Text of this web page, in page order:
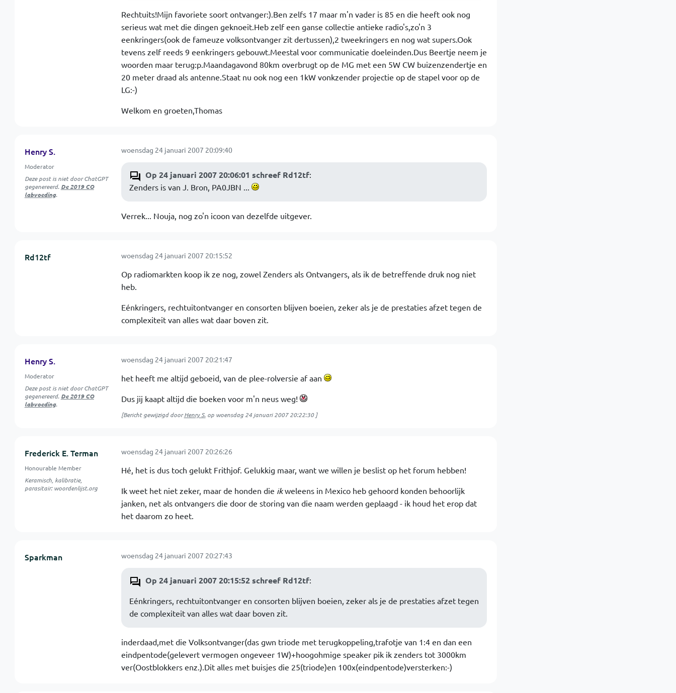
Rechtuits!Mijn favoriete soort ontvanger:).Ben zelfs 17 maar m'n vader is 85 en die heeft ook nog
serieus wat met die dingen geknoeit.Heb zelf een ganse collectie antieke radio's,zo'n 3
eenkringers(ook de fameuze volksontvanger zit dertussen),2 tweekringers en nog wat supers.Ook
tevens zelf reeds 9 eenkringers gebouwt.Meestal voor communicatie doeleinden.Dus Beertje neem je
woorden maar terug:p.Maandagavond 80km overbrugt op de MG met een 5W CW buizenzendertje en
20 meter draad als antenne.Staat nu ook nog een 1kW vonkzender projectie op de stapel voor op de
LG:-)
Welkom en groeten,Thomas
Henry S.
Moderator
Deze post is niet door ChatGPT
gegenereerd. De 2019 CO
labvoeding.
woensdag 24 januari 2007 20:09:40
Op 24 januari 2007 20:06:01 schreef Rd12tf:
Zenders is van J. Bron, PA0JBN ...
Verrek... Nouja, nog zo'n icoon van dezelfde uitgever.
Rd12tf woensdag 24 januari 2007 20:15:52
Op radiomarkten koop ik ze nog, zowel Zenders als Ontvangers, als ik de betreffende druk nog niet
heb.
Eénkringers, rechtuitontvanger en consorten blijven boeien, zeker als je de prestaties afzet tegen de
complexiteit van alles wat daar boven zit.
Henry S.
Moderator
Deze post is niet door ChatGPT
gegenereerd. De 2019 CO
labvoeding.
woensdag 24 januari 2007 20:21:47
het heeft me altijd geboeid, van de plee-rolversie af aan
Dus jij kaapt altijd die boeken voor m'n neus weg!
[Bericht gewijzigd doorHenry S.op woensdag 24 januari 2007 20:22:30]
Frederick E. Terman
Honourable Member
Keramisch, kalibratie,
parasitair: woordenlijst.org
woensdag 24 januari 2007 20:26:26
Hé, het is dus toch gelukt Frithjof. Gelukkig maar, want we willen je beslist op het forum hebben!
Ik weet het niet zeker, maar de honden die ikweleens in Mexico heb gehoord konden behoorlijk
janken, net als ontvangers die door de storing van die naam werden geplaagd - ik houd het erop dat
het daarom zo heet.
Sparkman woensdag 24 januari 2007 20:27:43
Op 24 januari 2007 20:15:52 schreef Rd12tf:
Eénkringers, rechtuitontvanger en consorten blijven boeien, zeker als je de prestaties afzet tegen
de complexiteit van alles wat daar boven zit.
inderdaad,met die Volksontvanger(das gwn triode met terugkoppeling,trafotje van 1:4 en dan een
eindpentode(gelevert vermogen ongeveer 1W)+hoogohmige speaker pik ik zenders tot 3000km
ver(Oostblokkers enz.).Dit alles met buisjes die 25(triode)en 100x(eindpentode)versterken:-)